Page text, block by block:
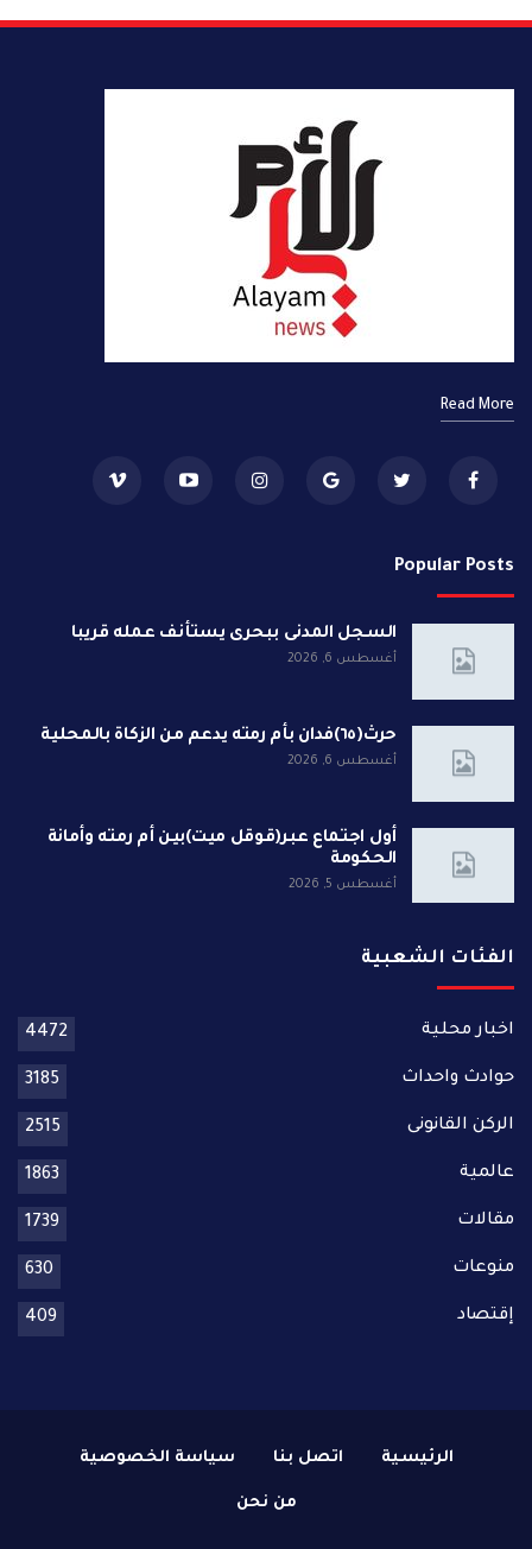
Read More
Popular Posts
السجل المدنى ببحرى يستأنف عمله قريبا
أغسطس 6, 2026
حرث(٦٥)فدان بأم رمته يدعم من الزكاة بالمحلية
أغسطس 6, 2026
أول اجتماع عبر(قوقل ميت)بين أم رمته وأمانة
الحكومة
أغسطس 5, 2026
الفئات الشعبية
اخبار محلية 4472
حوادث واحداث 3185
الركن القانونى 2515
عالمية 1863
مقالات 1739
منوعات 630
إقتصاد 409
الرئيسية اتصل بنا سياسة الخصوصية
من نحن